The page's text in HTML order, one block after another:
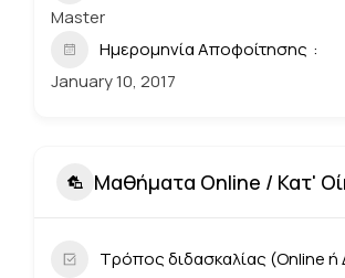
Master
Ημερομηνία Αποφοίτησης
January 10, 2017
Μαθήματα Online / Κατ'
Τρόπος διδασκαλίας (Online ή